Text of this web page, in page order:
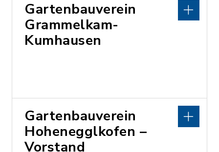
Gartenbauverein
Grammelkam-
Kumhausen
Gartenbauverein
Hohenegglkofen –
Vorstand